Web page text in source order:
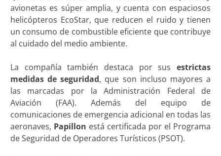
avionetas es súper amplia, y cuenta con espaciosos
helicópteros EcoStar, que reducen el ruido y tienen
un consumo de combustible eficiente que contribuye
al cuidado del medio ambiente.
La compañía también destaca por susestrictas
medidas de seguridad, que son incluso mayores a
las marcadas por la Administración Federal de
Aviación (FAA). Además del equipo de
comunicaciones de emergencia adicional en todas las
aeronaves, Papillon está certificada por el Programa
de Seguridad de Operadores Turísticos (PSOT).